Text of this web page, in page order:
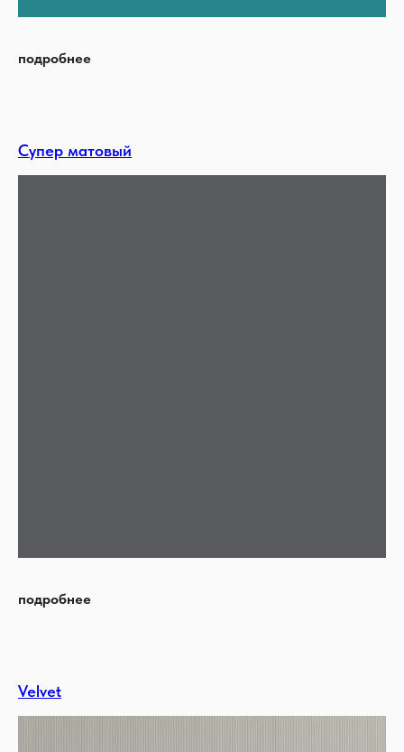
подробнее
Супер матовый
подробнее
Velvet